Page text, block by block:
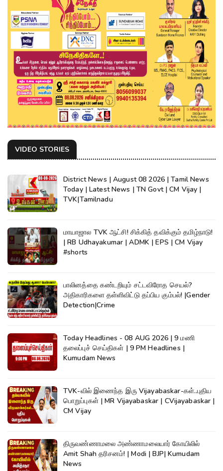
VIDEO STORIES
District News | August 08 2026 | Tamil News
Today | Latest News | TN Govt | CM Vijay |
TVK|Tamilnadu
மாயாஜால TVK ஆட்சி! சிக்கித் தவிக்கும் தமிழ்நாடு!
| RB Udhayakumar | ADMK | EPS | CM Vijay
#shorts
பாலினத்தை கண்டறியும் சட்டவிரோத செயல்?
அதிகாரிகளை தள்ளிவிட்டு தப்பிய கும்பல்! |Gender
Detection|Crime
Today Headlines - 08 AUG 2026 | 9 மணி
தலைப்புச் செய்திகள் | 9 PM Headlines |
Kumudam News
TVK-வில் இணைந்த இரு Vijayabaskar-கள்..புதிய
பொறுப்புகள் | MR Vijayabaskar | CVijayabaskar |
CM Vijay
திருவண்ணாமலை அண்ணாமலையார் கோயிலில்
Amit Shah தரிசனம்! | Modi | BJP| Kumudam
News